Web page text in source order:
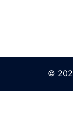
©